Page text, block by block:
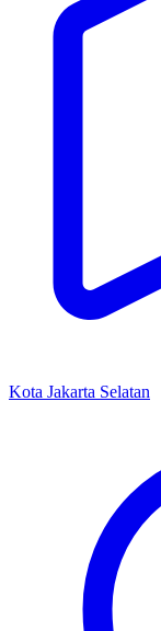
Kota Jakarta Selatan